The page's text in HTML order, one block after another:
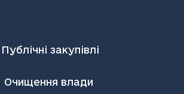
Публічні закупівлі
Очищення влади